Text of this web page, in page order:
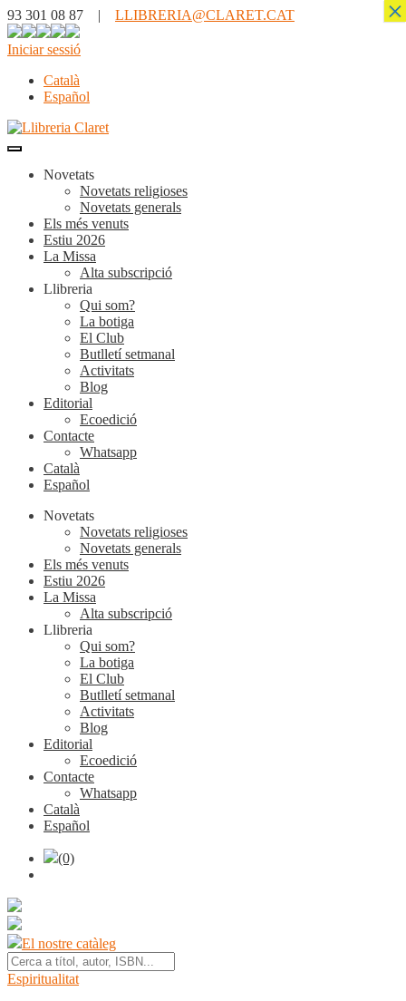
93 301 08 87 | LLIBRERIA@CLARET.CAT
Iniciar sessió
Català
Español
Novetats
Novetats religioses
Novetats generals
Els més venuts
Estiu 2026
La Missa
Alta subscripció
Llibreria
Qui som?
La botiga
El Club
Butlletí setmanal
Activitats
Blog
Editorial
Ecoedició
Contacte
Whatsapp
Català
Español
Novetats
Novetats religioses
Novetats generals
Els més venuts
Estiu 2026
La Missa
Alta subscripció
Llibreria
Qui som?
La botiga
El Club
Butlletí setmanal
Activitats
Blog
Editorial
Ecoedició
Contacte
Whatsapp
Català
Español
(0)
El nostre catàleg
Espiritualitat
×